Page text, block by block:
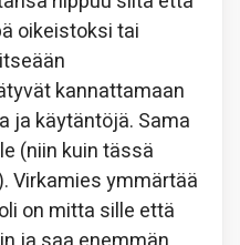
oikeistoksi tai
kannattamaan
ja käytäntöjä. Sama
(niin kuin tässä
Virkamies ymmärtää
on mitta sille että